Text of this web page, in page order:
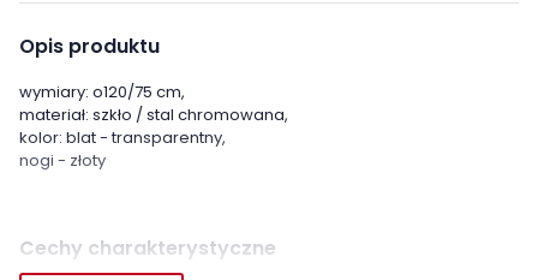
Opis produktu
wymiary: o120/75 cm,
materiał: szkło / stal chromowana,
kolor: blat - transparentny,
nogi - złoty
Cechy charakterystyczne